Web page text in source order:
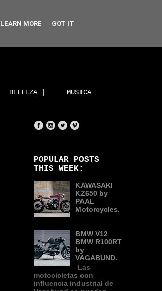
BELLEZA | MUSICA
POPULAR POSTS
THIS WEEK:
KAWASAKI
KZ650 by
PAAL
Motorcycles.
BMW V12
BMW R100RT
by
VAGABUND.
Las
motocicletas con
influencia industrial de
LEARN MORE GOT IT